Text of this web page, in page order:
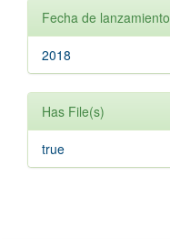
Fecha de lanzamiento
2018
Has File(s)
true